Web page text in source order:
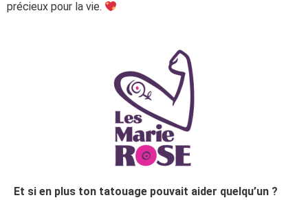
précieux pour la vie.
Et si en plus ton tatouage pouvait aider quelqu’un ?